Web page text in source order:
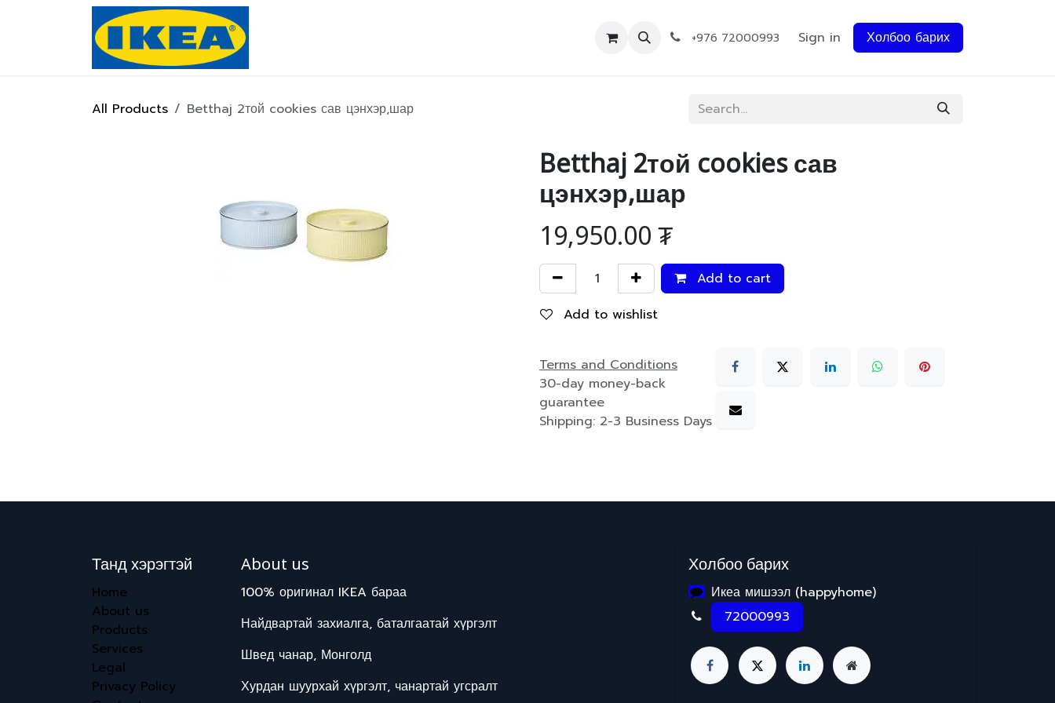
Skip to Content
+976 72000993 Sign in Холбоо барих
All Products Betthaj 2той cookies сав цэнхэр,шар
Betthaj 2той cookies сав
цэнхэр,шар
19,950.00₮
Add to cart
Add to wishlist
Terms and Conditions
30-day money-back
guarantee
Shipping: 2-3 Business Days
Танд хэрэгтэй
Home
About us
Products
Services
Legal
Privacy Policy
About us
100% оригинал IKEA бараа
Найдвартай захиалга, баталгаатай хүргэлт
Швед чанар, Монголд
Хурдан шуурхай хүргэлт, чанартай угсралт
Холбоо барих
Икеа мишээл (happyhome)
72000993